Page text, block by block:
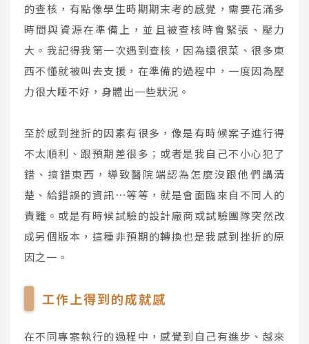
的查核，有點像學生時期期末考的感覺，需要花滿多
時間與資源在準備上，並且被查核時會緊張、壓力
大。我記得我第一次遇到查核，因為還很菜、很多東
西不懂就被叫去支援，在準備的過程中，一度因為壓
力很大睡不好，身體出一些狀況。
至於感到挫折的因素有很多，像是有時候案子進行得
不太順利、跟預期差很多；或者是我自己不小心犯了
錯、搞錯東西，導致醫院端認為怎麼沒跟他們講清
楚、給錯誤的資訊⋯等等，就是會面臨來自不同人的
責難。或是有時候試驗的設計廠商或試驗團隊突然改
成另個版本，這種非預期的轉換也是我感到挫折的原
因之一。
工作上得到的成就感
在不同專案執行的過程中，感覺到自己有進步、越來